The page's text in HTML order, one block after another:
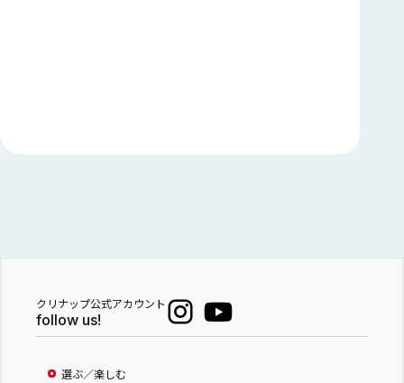
クリナップ公式アカウント
follow us!
選ぶ／楽しむ